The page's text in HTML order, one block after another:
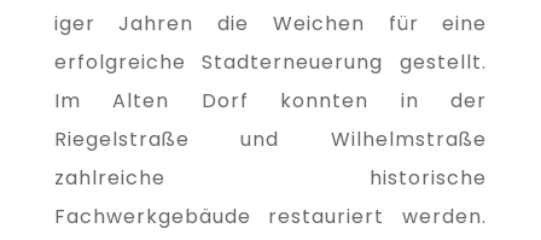
iger Jahren die Weichen für eine
erfolgreiche Stadterneuerung gestellt.
Im Alten Dorf konnten in der
Riegelstraße und Wilhelmstraße
zahlreiche historische
Fachwerkgebäude restauriert werden.